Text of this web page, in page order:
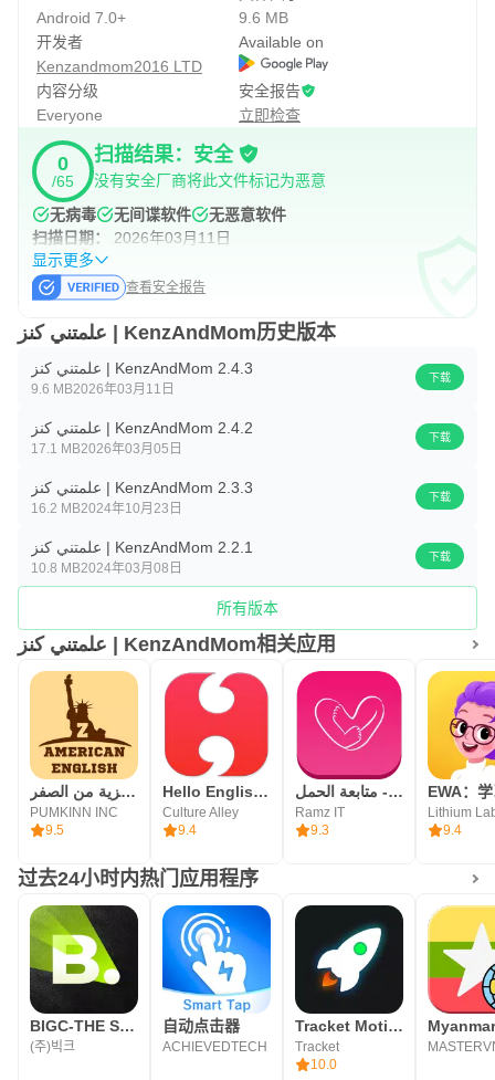
Android 7.0+
9.6 MB
开发者
Kenzandmom2016 LTD
Available on
内容分级
Everyone
安全报告
立即检查
0
/65
扫描结果：安全
没有安全厂商将此文件标记为恶意
无病毒
无间谍软件
无恶意软件
扫描日期：
2026年03月11日
显示更多
查看安全报告
علمتني كنز | KenzAndMom历史版本
علمتني كنز | KenzAndMom 2.4.3
9.6 MB2026年03月11日
下载
علمتني كنز | KenzAndMom 2.4.2
17.1 MB2026年03月05日
下载
علمتني كنز | KenzAndMom 2.3.3
16.2 MB2024年10月23日
下载
علمتني كنز | KenzAndMom 2.2.1
10.8 MB2024年03月08日
下载
所有版本
علمتني كنز | KenzAndMom相关应用
تعلم اللغة الانجليزية من الصفر
PUMKINN INC
9.5
Hello English: Learn English
Culture Alley
9.4
حاسبة الحمل - متابعة الحمل
Ramz IT
9.3
9.4
过去24小时内热门应用程序
BIGC-THE SHOW Vote & Bias Live
(주)빅크
自动点击器
ACHIEVEDTECH
Tracket Motion：视频编辑器
Tracket
10.0